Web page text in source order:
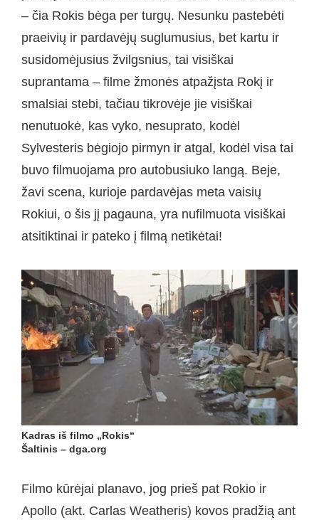
– čia Rokis bėga per turgų. Nesunku pastebėti
praeivių ir pardavėjų suglumusius, bet kartu ir
susidomėjusius žvilgsnius, tai visiškai
suprantama – filme žmonės atpažįsta Rokį ir
smalsiai stebi, tačiau tikrovėje jie visiškai
nenutuokė, kas vyko, nesuprato, kodėl
Sylvesteris bėgiojo pirmyn ir atgal, kodėl visa tai
buvo filmuojama pro autobusiuko langą. Beje,
žavi scena, kurioje pardavėjas meta vaisių
Rokiui, o šis jį pagauna, yra nufilmuota visiškai
atsitiktinai ir pateko į filmą netikėtai!
Kadras iš filmo „Rokis“
Šaltinis – dga.org
Filmo kūrėjai planavo, jog prieš pat Rokio ir
Apollo (akt. Carlas Weatheris) kovos pradžią ant